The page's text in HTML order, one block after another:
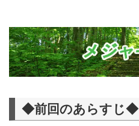
◆前回のあらすじ◆